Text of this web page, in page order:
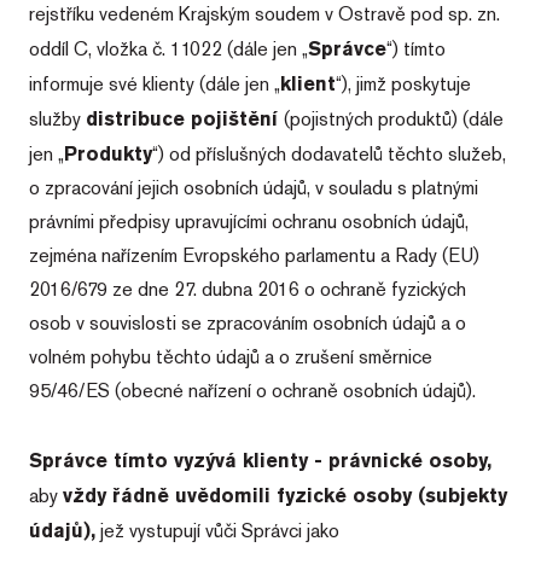
rejstříku vedeném Krajským soudem v Ostravě pod sp. zn.
oddíl C, vložka č. 11022 (dále jen „Správce“) tímto
informuje své klienty (dále jen „klient“), jimž poskytuje
služby distribuce pojištění (pojistných produktů) (dále
jen „Produkty“) od příslušných dodavatelů těchto služeb,
o zpracování jejich osobních údajů, v souladu s platnými
právními předpisy upravujícími ochranu osobních údajů,
zejména nařízením Evropského parlamentu a Rady (EU)
2016/679 ze dne 27. dubna 2016 o ochraně fyzických
osob v souvislosti se zpracováním osobních údajů a o
volném pohybu těchto údajů a o zrušení směrnice
95/46/ES (obecné nařízení o ochraně osobních údajů).
Správce tímto vyzývá klienty - právnické osoby,
aby vždy řádně uvědomili fyzické osoby (subjekty
údajů), jež vystupují vůči Správci jako